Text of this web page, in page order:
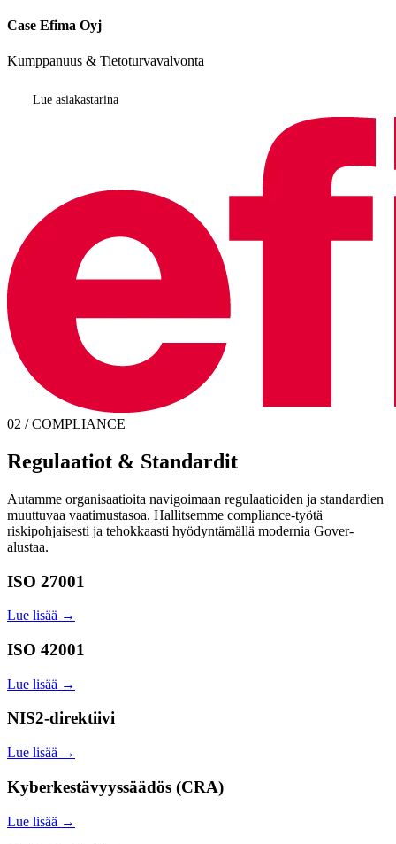
Case Efima Oyj
Kumppanuus & Tietoturvavalvonta
Lue asiakastarina
02 / COMPLIANCE
Regulaatiot & Standardit
Autamme organisaatioita navigoimaan regulaatioiden ja standardien
muuttuvaa vaatimustasoa. Hallitsemme compliance-työtä
riskipohjaisesti ja tehokkaasti hyödyntämällä modernia Gover-
alustaa.
ISO 27001
Lue lisää →
ISO 42001
Lue lisää →
NIS2-direktiivi
Lue lisää →
Kyberkestävyyssäädös (CRA)
Lue lisää →